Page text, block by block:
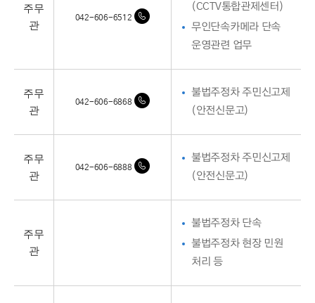
주무
관
042-606-6512
(CCTV통합관제센터)
무인단속카메라 단속
운영관련 업무
주무
관
042-606-6868
불법주정차 주민신고제
(안전신문고)
주무
관
042-606-6888
불법주정차 주민신고제
(안전신문고)
주무
관
불법주정차 단속
불법주정차 현장 민원
처리 등